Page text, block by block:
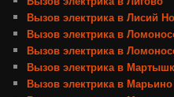
Вызов электрика в Лисий
Вызов электрика в
Вызов электрика в
Вызов электрика в
Вызов электрика в Марьино